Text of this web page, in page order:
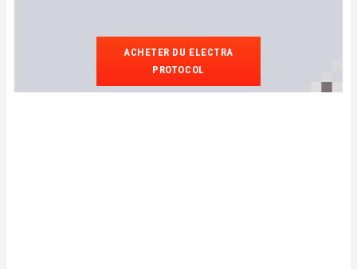
ACHETER DU ELECTRA
PROTOCOL